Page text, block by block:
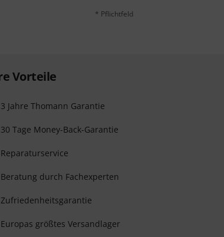
* Pflichtfeld
Vorteile
3 Jahre Thomann Garantie
30 Tage Money-Back-Garantie
Reparaturservice
Beratung durch Fachexperten
Zufriedenheitsgarantie
Europas größtes Versandlager